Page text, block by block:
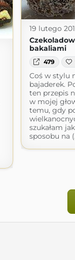
19 lutego
bakaliami
479
Coś w stylu
bajaderek.
ten przepis
w mojej
temu, gdy
szukałam
sposobu na